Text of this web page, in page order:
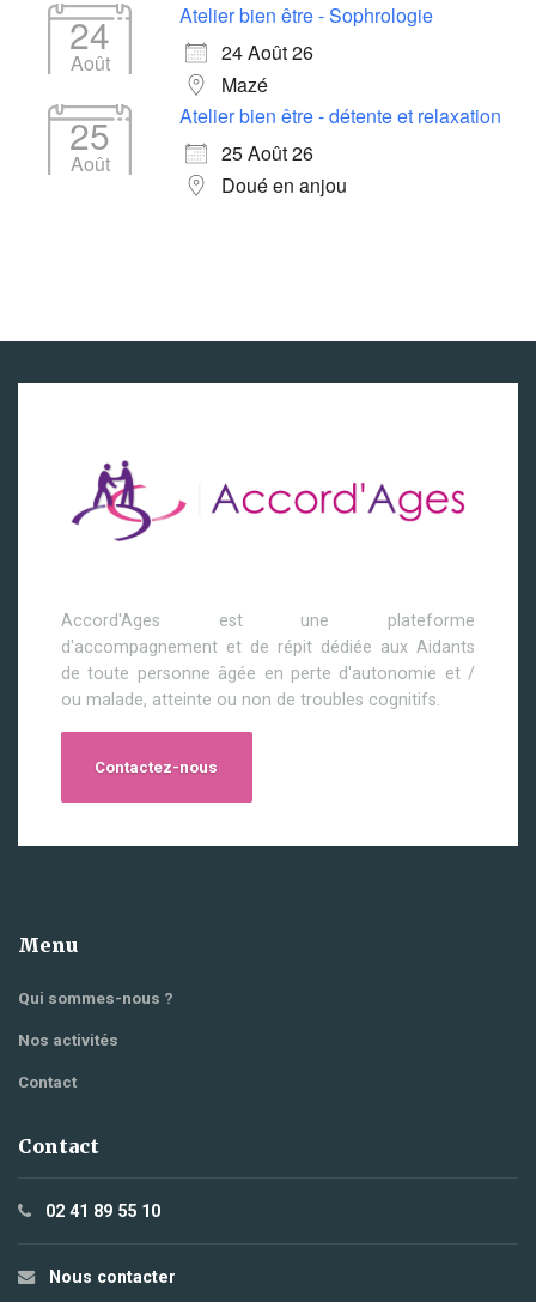
24
Août
Atelier bien être - Sophrologie
24 Août 26
Mazé
25
Août
Atelier bien être - détente et relaxation
25 Août 26
Doué en anjou
Accord'Ages est une plateforme
d'accompagnement et de répit dédiée aux Aidants
de toute personne âgée en perte d'autonomie et /
ou malade, atteinte ou non de troubles cognitifs.
Contactez-nous
Menu
Qui sommes-nous ?
Nos activités
Contact
Contact
02 41 89 55 10
Nous contacter